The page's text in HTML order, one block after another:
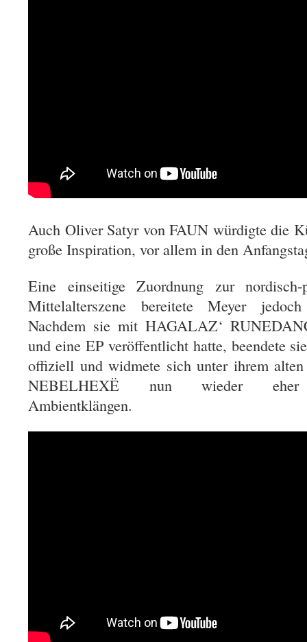
Auch Oliver Satyr von FAUN würdigte die
große Inspiration, vor allem in den
Eine einseitige Zuordnung zur nordisch-
Mittelalterszene bereitete Meyer
Nachdem sie mit HAGALAZ‘
und eine EP veröffentlicht hatte, beendete
offiziell und widmete sich unter ihrem
NEBELHEXË nun wieder eher
Ambientklängen.